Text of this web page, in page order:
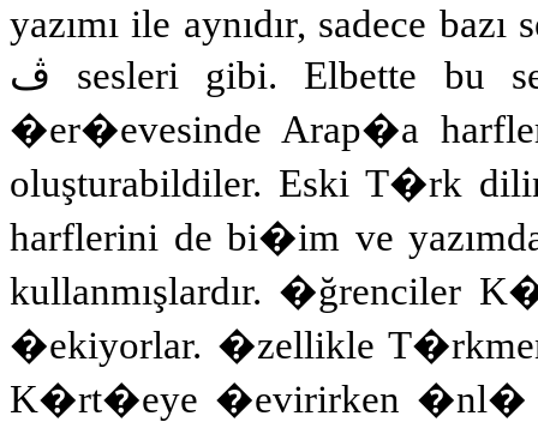
yazımı ile aynıdır, sadece
ڤ sesleri gibi. Elbette bu
�er�evesinde Arap�a
oluşturabildiler. Eski T�rk
harflerini de bi�im ve
kullanmışlardır.
�ekiyorlar. �zellikle
K�rt�eye �evirirken �nl�